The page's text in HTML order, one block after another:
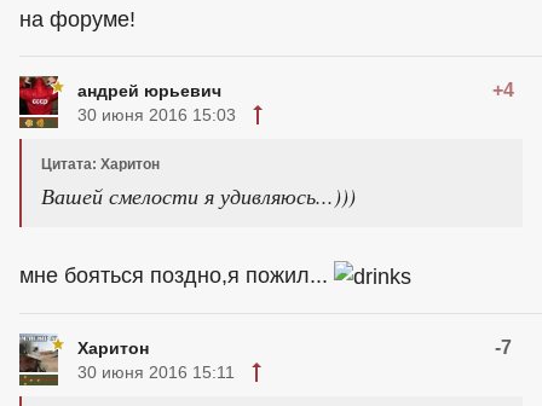
на форуме!
андрей юрьевич +4
30 июня 2016 15:03
Цитата: Харитон
Вашей смелости я удивляюсь...)))
мне бояться поздно,я пожил...
Харитон -7
30 июня 2016 15:11